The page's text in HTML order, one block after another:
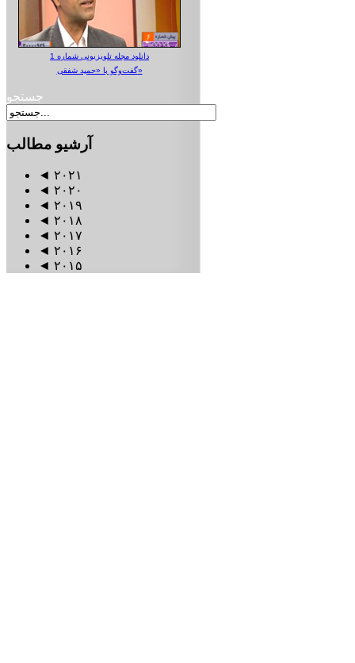
دانلود مجله تلویزیونی شماره 1
گفت‌وگو با «حمید شفقی»
جستجو
آرشیو مطالب
◄ ۲۰۲۱
◄ ۲۰۲۰
◄ ۲۰۱۹
◄ ۲۰۱۸
◄ ۲۰۱۷
◄ ۲۰۱۶
◄ ۲۰۱۵